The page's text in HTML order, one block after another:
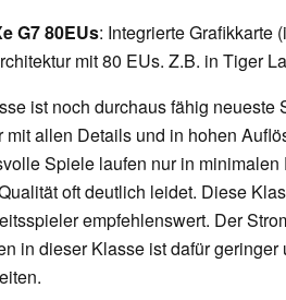
G7 80EUs: Integrierte Grafikkarte
mit 80 EUs. Z.B. in Tiger
ist noch durchaus fähig neueste
mit allen Details und in hohen
Spiele laufen nur in
oft deutlich leidet. Diese
empfehlenswert. Der
in dieser Klasse ist dafür